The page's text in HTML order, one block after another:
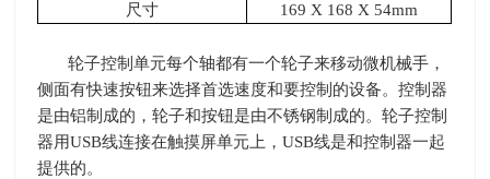
尺寸 169 X 168 X 54mm
轮子控制单元每个轴都有一个轮子来移动微机械手，
侧面有快速按钮来选择首选速度和要控制的设备。控制器
是由铝制成的，轮子和按钮是由不锈钢制成的。轮子控制
器用USB线连接在触摸屏单元上，USB线是和控制器一起
提供的。